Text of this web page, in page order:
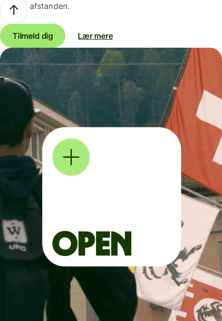
afstanden.
Tilmeld dig Lær mere